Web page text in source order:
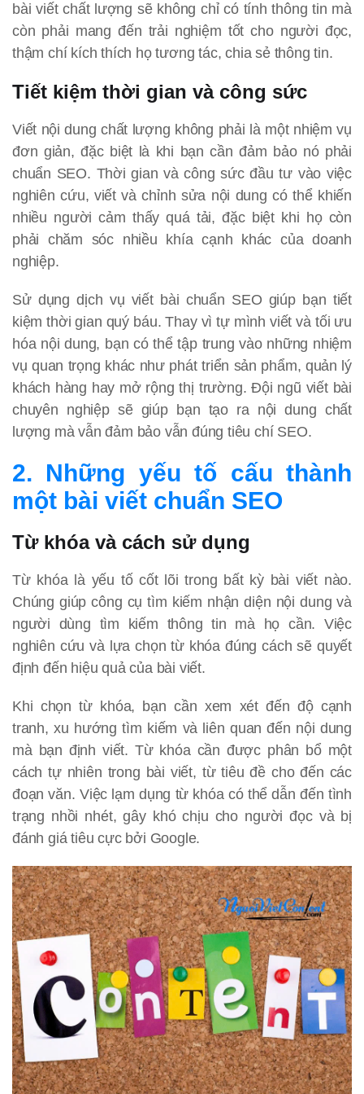
bài viết chất lượng sẽ không chỉ có tính thông tin mà
còn phải mang đến trải nghiệm tốt cho người đọc,
thậm chí kích thích họ tương tác, chia sẻ thông tin.
Tiết kiệm thời gian và công sức
Viết nội dung chất lượng không phải là một nhiệm vụ
đơn giản, đặc biệt là khi bạn cần đảm bảo nó phải
chuẩn SEO. Thời gian và công sức đầu tư vào việc
nghiên cứu, viết và chỉnh sửa nội dung có thể khiến
nhiều người cảm thấy quá tải, đặc biệt khi họ còn
phải chăm sóc nhiều khía cạnh khác của doanh
nghiệp.
Sử dụng dịch vụ viết bài chuẩn SEO giúp bạn tiết
kiệm thời gian quý báu. Thay vì tự mình viết và tối ưu
hóa nội dung, bạn có thể tập trung vào những nhiệm
vụ quan trọng khác như phát triển sản phẩm, quản lý
khách hàng hay mở rộng thị trường. Đội ngũ viết bài
chuyên nghiệp sẽ giúp bạn tạo ra nội dung chất
lượng mà vẫn đảm bảo vẫn đúng tiêu chí SEO.
2. Những yếu tố cấu thành
một bài viết chuẩn SEO
Từ khóa và cách sử dụng
Từ khóa là yếu tố cốt lõi trong bất kỳ bài viết nào.
Chúng giúp công cụ tìm kiếm nhận diện nội dung và
người dùng tìm kiếm thông tin mà họ cần. Việc
nghiên cứu và lựa chọn từ khóa đúng cách sẽ quyết
định đến hiệu quả của bài viết.
Khi chọn từ khóa, bạn cần xem xét đến độ cạnh
tranh, xu hướng tìm kiếm và liên quan đến nội dung
mà bạn định viết. Từ khóa cần được phân bổ một
cách tự nhiên trong bài viết, từ tiêu đề cho đến các
đoạn văn. Việc lạm dụng từ khóa có thể dẫn đến tình
trạng nhồi nhét, gây khó chịu cho người đọc và bị
đánh giá tiêu cực bởi Google.